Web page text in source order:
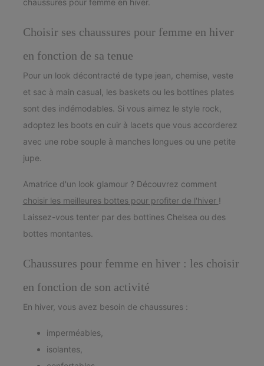
chaussures pour femme en hiver.
Choisir ses chaussures pour femme en hiver
en fonction de sa tenue
Pour un look décontracté de type jean, chemise, veste
et sac à main casual, les baskets ou les bottines plates
sont des indémodables. Si vous aimez le style rock,
adoptez les boots en cuir à lacets que vous accorderez
avec une robe souple à manches longues ou une petite
jupe.
Amatrice d'un look glamour ? Découvrez comment
choisir les meilleures bottes pour profiter de l'hiver !
Laissez-vous tenter par des bottines Chelsea ou des
bottes montantes.
Chaussures pour femme en hiver : les choisir
en fonction de son activité
En hiver, vous avez besoin de chaussures :
imperméables,
isolantes,